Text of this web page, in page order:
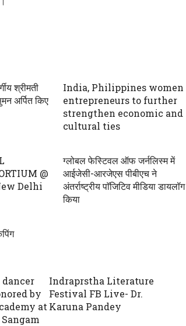
श्रीमती
अर्पित किए
India, Philippines women
entrepreneurs to further
strengthen economic and
cultural ties
@
Delhi
ग्लोबल फेस्टिवल ऑफ जर्नलिस्म में
आईजेसी-आरजेएस पीबीएच ने
अंतर्राष्ट्रीय पाॅजिटिव मीडिया डायलॉग
किया
by
at
Indraprstha Literature
Festival FB Live- Dr.
Karuna Pandey